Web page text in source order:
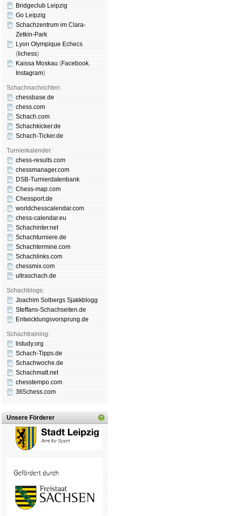
Bridgeclub Leipzig
Go Leipzig
Schachzentrum im Clara-
Zetkin-Park
Lyon Olympique Echecs
( lichess)
Kaissa Moskau (Face­book,
Insta­gram)
Schachnachrichten:
chessbase.de
chess.com
Schach.com
Schachkicker.de
Schach-Ticker.de
Turnierkalender:
chess-results.com
chessmanager.com
DSB-Turnierdatenbank
Chess-map.com
Chessport.de
worldchesscalendar.com
chess-calendar.eu
Schachinter.net
Schachturniere.de
Schachtermine.com
Schachlinks.com
chessmix.com
ultraschach.de
Schachblogs:
Joachim Solbergs Sjakkblogg
Steffans-Schachseiten.de
Entwicklungsvorsprung.de
Schachtraining:
listudy.org
Schach-Tipps.de
Schachwoche.de
Schachmatt.net
chesstempo.com
365chess.com
Unsere Förderer